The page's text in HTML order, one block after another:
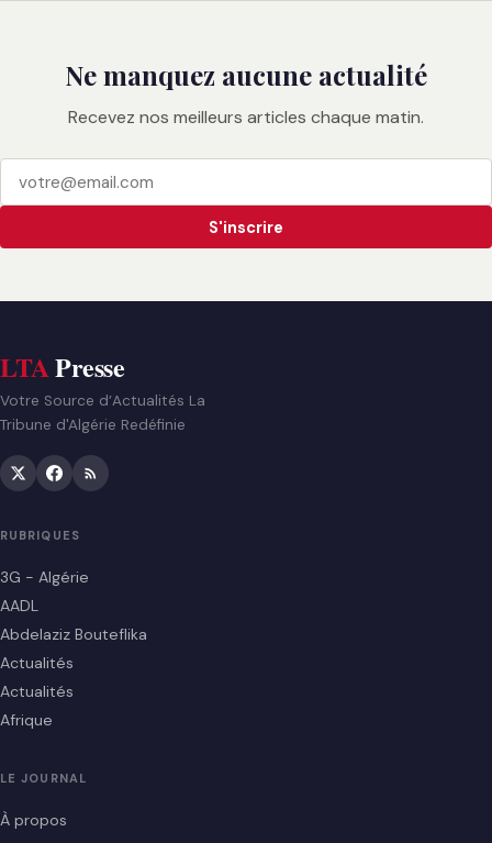
Ne manquez aucune actualité
Recevez nos meilleurs articles chaque matin.
S'inscrire
LTAPresse
Votre Source d’Actualités La
Tribune d'Algérie Redéfinie
RUBRIQUES
3G - Algérie
AADL
Abdelaziz Bouteflika
Actualités
Actualités
Afrique
LE JOURNAL
À propos